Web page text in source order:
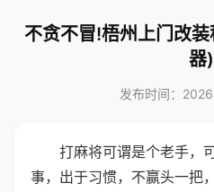
不贪不冒!梧州上门改
器)
发布时间：
打麻将可谓是个老手，
事，出于习惯，不赢头一把